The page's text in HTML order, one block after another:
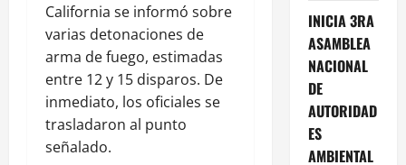
California se informó sobre
varias detonaciones de
arma de fuego, estimadas
entre 12 y 15 disparos. De
inmediato, los oficiales se
trasladaron al punto
señalado.
INICIA 3RA
ASAMBLEA
NACIONAL
DE
AUTORIDAD
ES
AMBIENTAL